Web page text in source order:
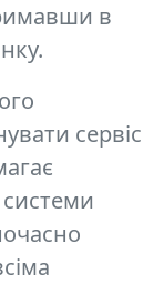
в
сервіс